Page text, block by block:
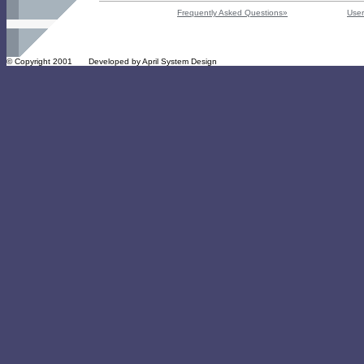
Frequently Asked Questions»
© Copyright 2001 Developed by April System Design